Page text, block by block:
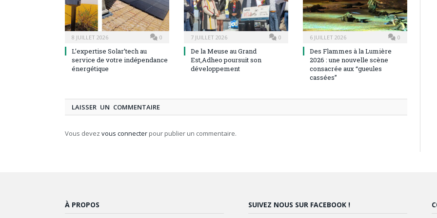
8 JUILLET 2026 0
L’expertise Solar’tech au
service de votre indépendance
énergétique
7 JUILLET 2026 0
De la Meuse au Grand
Est,Adheo poursuit son
développement
6 JUILLET 2026 0
Des Flammes à la Lumière
2026 : une nouvelle scène
consacrée aux “gueules
cassées”
LAISSER UN COMMENTAIRE
Vous devez vous connecter pour publier un commentaire.
À PROPOS SUIVEZ NOUS SUR FACEBOOK !